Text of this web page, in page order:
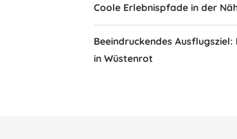
Coole Erlebnispfade in der
Beeindruckendes
in Wüstenrot